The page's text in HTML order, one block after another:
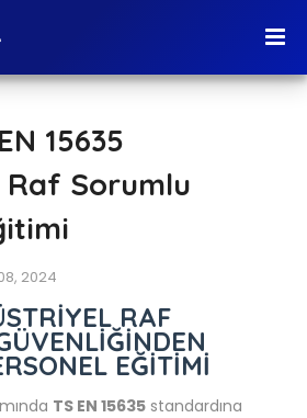
15635
Sorumlu
2024
RAF
EĞİTİMİ
TS EN 15635 standardına